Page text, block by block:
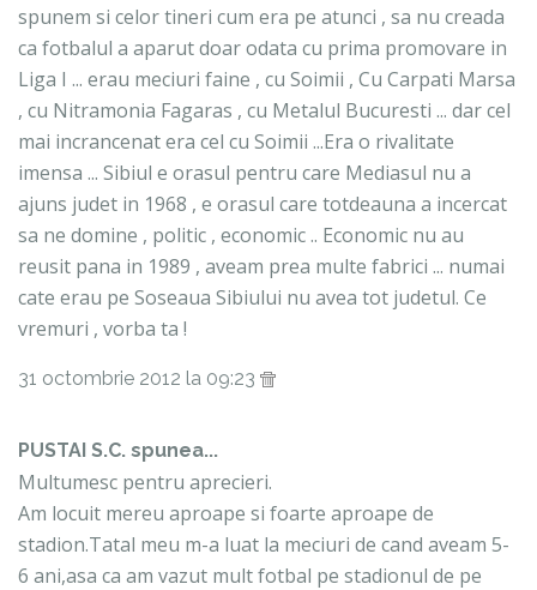
spunem si celor tineri cum era pe atunci , sa nu creada
ca fotbalul a aparut doar odata cu prima promovare in
Liga I ... erau meciuri faine , cu Soimii , Cu Carpati Marsa
, cu Nitramonia Fagaras , cu Metalul Bucuresti ... dar cel
mai incrancenat era cel cu Soimii ...Era o rivalitate
imensa ... Sibiul e orasul pentru care Mediasul nu a
ajuns judet in 1968 , e orasul care totdeauna a incercat
sa ne domine , politic , economic .. Economic nu au
reusit pana in 1989 , aveam prea multe fabrici ... numai
cate erau pe Soseaua Sibiului nu avea tot judetul. Ce
vremuri , vorba ta !
31 octombrie 2012 la 09:23
PUSTAI S.C. spunea...
Multumesc pentru aprecieri.
Am locuit mereu aproape si foarte aproape de
stadion.Tatal meu m-a luat la meciuri de cand aveam 5-
6 ani,asa ca am vazut mult fotbal pe stadionul de pe